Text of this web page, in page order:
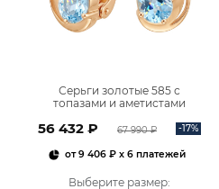
Серьги золотые 585 с
топазами и аметистами
56 432 ₽ 67 990 ₽ -17%
от9 406 ₽x 6 платежей
Выберите размер: